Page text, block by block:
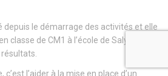
depuis le démarrage des activités et elle
classe de CM1 à l’école de Saly Darou
l’aider à la mise en place d’un